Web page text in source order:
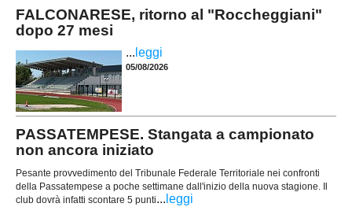
FALCONARESE, ritorno al "Roccheggiani"
dopo 27 mesi
... leggi
05/08/2026
PASSATEMPESE. Stangata a campionato
non ancora iniziato
Pesante provvedimento del Tribunale Federale Territoriale nei confronti
della Passatempese a poche settimane dall'inizio della nuova stagione. Il
club dovrà infatti scontare 5 punti... leggi